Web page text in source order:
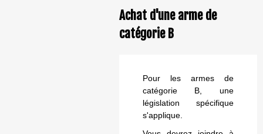
Achat d'une arme de
catégorie B
Pour les armes de
catégorie B, une
législation spécifique
s'applique.